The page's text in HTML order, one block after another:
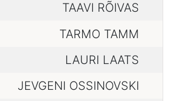
TAAVI RÕIVAS
TARMO TAMM
LAURI LAATS
JEVGENI OSSINOVSKI